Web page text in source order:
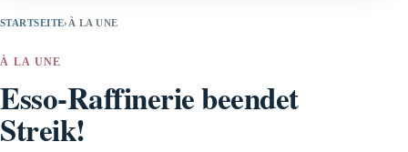
STARTSEITE› À LA UNE
À LA UNE
Esso-Raffinerie beendet
Streik!